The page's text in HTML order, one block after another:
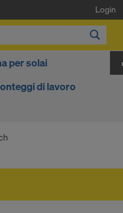
Login
per solai
di lavoro